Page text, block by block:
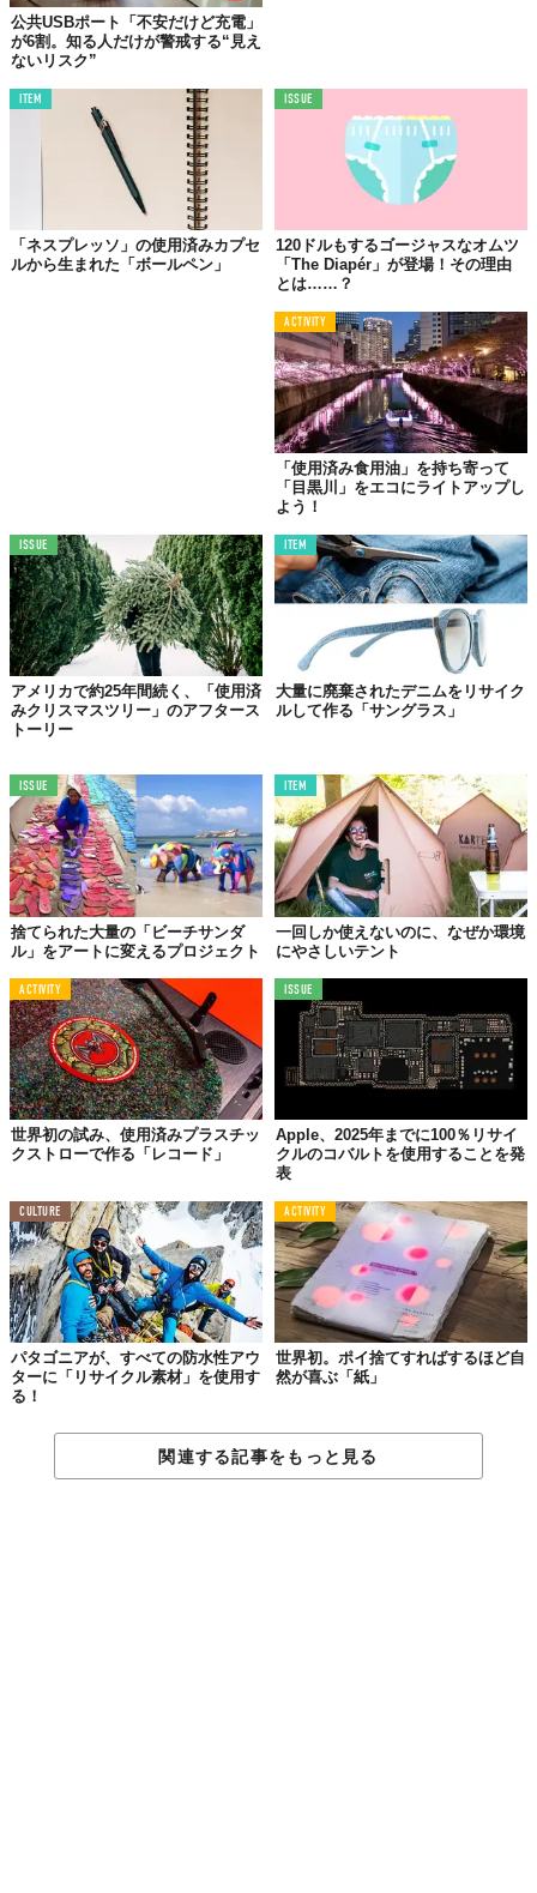
公共USBポート「不安だけど充電」
が6割。知る人だけが警戒する“見え
ないリスク”
ITEM
「ネスプレッソ」の使用済みカプセ
ルから生まれた「ボールペン」
ISSUE
120ドルもするゴージャスなオムツ
「The Diapér」が登場！その理由
とは……？
ACTIVITY
「使用済み食用油」を持ち寄って
「目黒川」をエコにライトアップし
よう！
ISSUE
アメリカで約25年間続く、「使用済
みクリスマスツリー」のアフタース
トーリー
ITEM
大量に廃棄されたデニムをリサイク
ルして作る「サングラス」
ISSUE
捨てられた大量の「ビーチサンダ
ル」をアートに変えるプロジェクト
ITEM
一回しか使えないのに、なぜか環境
にやさしいテント
ACTIVITY
世界初の試み、使用済みプラスチッ
クストローで作る「レコード」
ISSUE
Apple、2025年までに100％リサイ
クルのコバルトを使用することを発
表
CULTURE
パタゴニアが、すべての防水性アウ
ターに「リサイクル素材」を使用す
る！
ACTIVITY
世界初。ポイ捨てすればするほど自
然が喜ぶ「紙」
関連する記事をもっと見る